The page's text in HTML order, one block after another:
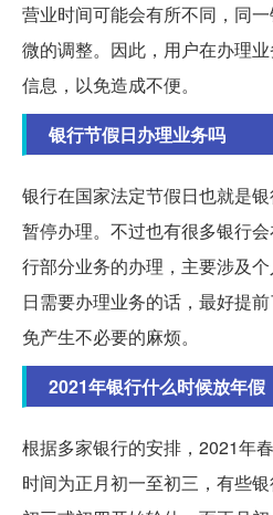
营业时间可能会有所不同，同
微的调整。因此，用户在办理
信息，以免造成不便。
银行节假日办理业务吗
银行在国家法定节假日也就是
暂停办理。不过也有很多银行
行部分业务的办理，主要涉及
日需要办理业务的话，最好提
免产生不必要的麻烦。
2021年银行什么时候放年假
根据多家银行的安排，2021年
时间为正月初一至初三，有些